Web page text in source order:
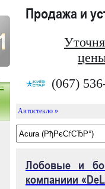
Продажа и
(067)
Автостекло »
Лобовые и
компаниии